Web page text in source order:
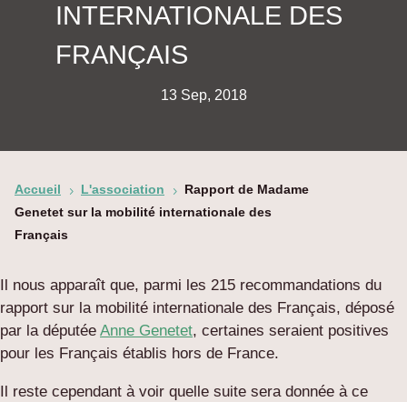
INTERNATIONALE DES
FRANÇAIS
13 Sep, 2018
Accueil 5 L'association 5
Rapport de Madame
Genetet sur la mobilité internationale des
Français
Il nous apparaît que, parmi les 215 recommandations du
rapport sur la mobilité internationale des Français, déposé
par la députée Anne Genetet, certaines seraient positives
pour les Français établis hors de France.
Il reste cependant à voir quelle suite sera donnée à ce